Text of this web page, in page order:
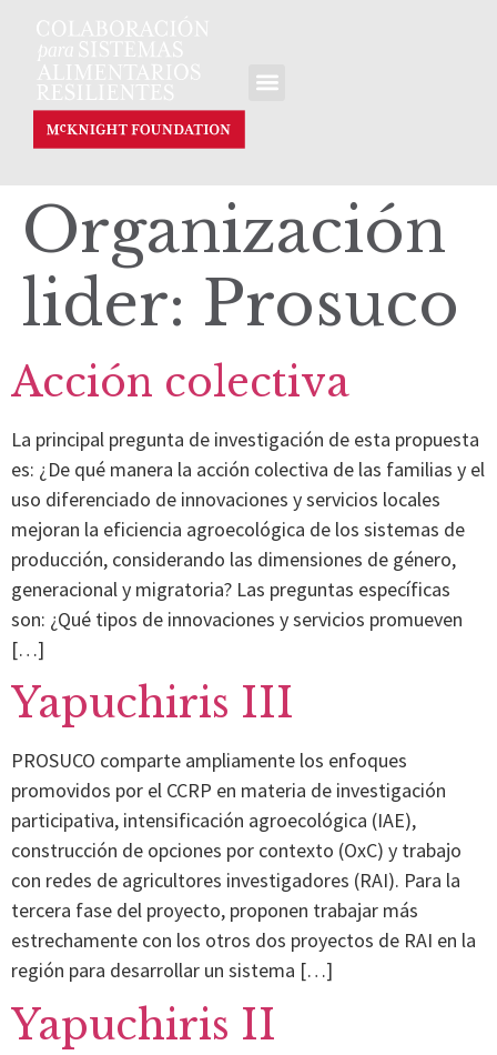
Organización
lider: Prosuco
Acción colectiva
La principal pregunta de investigación de esta propuesta
es: ¿De qué manera la acción colectiva de las familias y el
uso diferenciado de innovaciones y servicios locales
mejoran la eficiencia agroecológica de los sistemas de
producción, considerando las dimensiones de género,
generacional y migratoria? Las preguntas específicas
son: ¿Qué tipos de innovaciones y servicios promueven
[…]
Yapuchiris III
PROSUCO comparte ampliamente los enfoques
promovidos por el CCRP en materia de investigación
participativa, intensificación agroecológica (IAE),
construcción de opciones por contexto (OxC) y trabajo
con redes de agricultores investigadores (RAI). Para la
tercera fase del proyecto, proponen trabajar más
estrechamente con los otros dos proyectos de RAI en la
región para desarrollar un sistema […]
Yapuchiris II